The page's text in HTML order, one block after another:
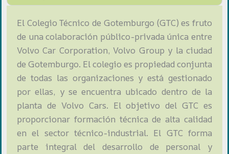
El Colegio Técnico de Gotemburgo (GTC) es fruto
de una colaboración público-privada única entre
Volvo Car Corporation, Volvo Group y la ciudad
de Gotemburgo. El colegio es propiedad conjunta
de todas las organizaciones y está gestionado
por ellas, y se encuentra ubicado dentro de la
planta de Volvo Cars. El objetivo del GTC es
proporcionar formación técnica de alta calidad
en el sector técnico-industrial. El GTC forma
parte integral del desarrollo de personal y